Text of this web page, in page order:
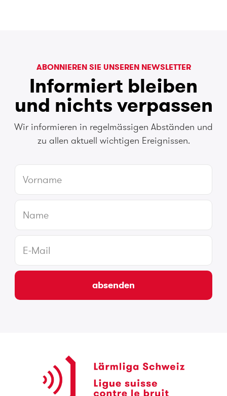
ABONNIEREN SIE UNSEREN NEWSLETTER
Informiert bleiben
und nichts verpassen
Wir informieren in regelmässigen Abständen und
zu allen aktuell wichtigen Ereignissen.
absenden